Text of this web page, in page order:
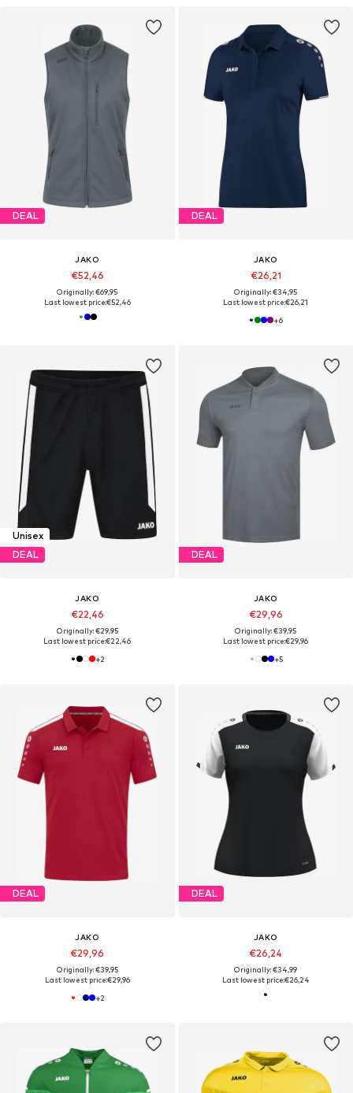
DEAL
JAKO
€52,46
Originally: €69,95
Last lowest price:€52,46
DEAL
JAKO
€26,21
Originally: €34,95
Last lowest price:€26,21
+6
Unisex
DEAL
JAKO
€22,46
Originally: €29,95
Last lowest price:€22,46
+2
DEAL
JAKO
€29,96
Originally: €39,95
Last lowest price:€29,96
+5
DEAL
JAKO
€29,96
Originally: €39,95
Last lowest price:€29,96
+2
DEAL
JAKO
€26,24
Originally: €34,99
Last lowest price:€26,24